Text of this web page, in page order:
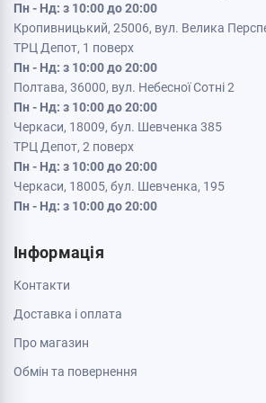
Пн - Нд: з 10:00 до 20:00
Кропивницький, 25006, вул. Велика
ТРЦ Депот, 1 поверх
Пн - Нд: з 10:00 до 20:00
Полтава, 36000, вул. Небесної Сотні 2
Пн - Нд: з 10:00 до 20:00
Черкаси, 18009, бул. Шевченка 385
ТРЦ Депот, 2 поверх
Пн - Нд: з 10:00 до 20:00
Черкаси, 18005, бул. Шевченка, 195
Пн - Нд: з 10:00 до 20:00
Інформація
Контакти
Доставка і оплата
Про магазин
Обмін та повернення